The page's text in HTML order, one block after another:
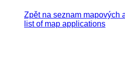
Zpět na seznam mapových
list of map applications